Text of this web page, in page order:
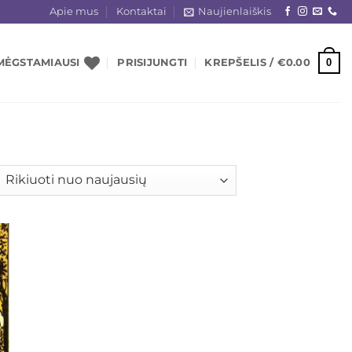
Apie mus Kontaktai Naujienlaiškis
PRISIJUNGTI KREPŠELIS / €0.00 0